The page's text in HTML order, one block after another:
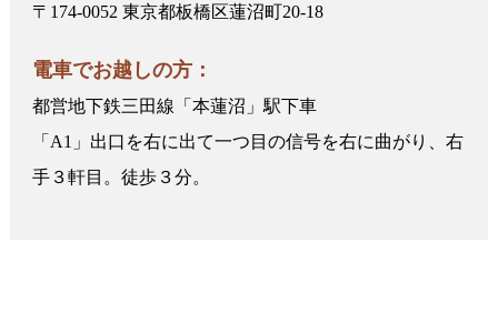
〒174-0052 東京都板橋区蓮沼町20-18
電車でお越しの方：
都営地下鉄三田線「本蓮沼」駅下車
「A1」出口を右に出て一つ目の信号を右に曲がり、右
手３軒目。徒歩３分。